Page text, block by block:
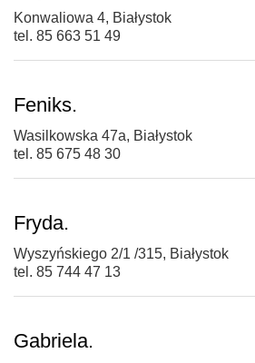
Konwaliowa 4, Białystok
tel. 85 663 51 49
Feniks.
Wasilkowska 47a, Białystok
tel. 85 675 48 30
Fryda.
Wyszyńskiego 2/1 /315, Białystok
tel. 85 744 47 13
Gabriela.